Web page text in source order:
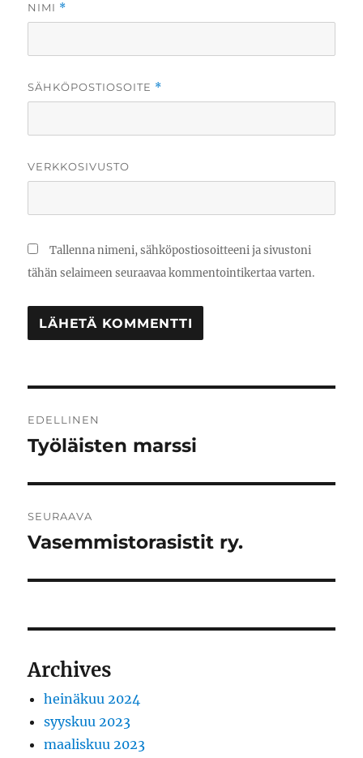
NIMI *
SÄHKÖPOSTIOSOITE *
VERKKOSIVUSTO
Tallenna nimeni, sähköpostiosoitteeni ja sivustoni
tähän selaimeen seuraavaa kommentointikertaa varten.
selaus
EDELLINEN
Edellinen
Työläisten marssi
SEURAAVA
Seuraava
Vasemmistorasistit ry.
Archives
heinäkuu 2024
syyskuu 2023
maaliskuu 2023